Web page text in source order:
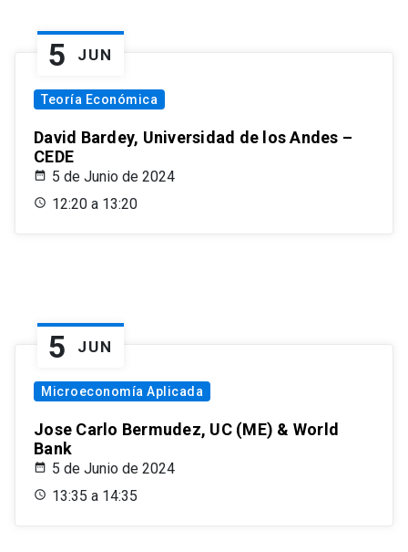
5 JUN
Teoría Económica
David Bardey, Universidad de los Andes –
CEDE
5 de Junio de 2024
12:20 a 13:20
5 JUN
Microeconomía Aplicada
Jose Carlo Bermudez, UC (ME) & World
Bank
5 de Junio de 2024
13:35 a 14:35